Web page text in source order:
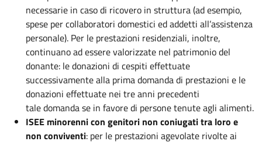
necessarie in caso di ricovero in struttura (ad esempio,
spese per collaboratori domestici ed addetti all’assistenza
personale). Per le prestazioni residenziali, inoltre,
continuano ad essere valorizzate nel patrimonio del
donante: le donazioni di cespiti effettuate
successivamente alla prima domanda di prestazioni e le
donazioni effettuate nei tre anni precedenti
tale domanda se in favore di persone tenute agli alimenti.
ISEE minorenni con genitori non coniugati tra loro e
non conviventi: per le prestazioni agevolate rivolte ai